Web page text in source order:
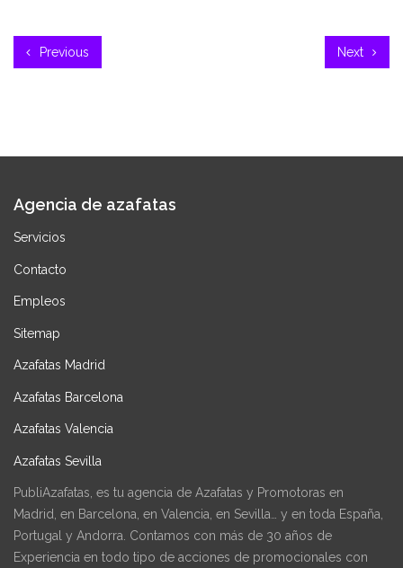
Previous Next
Agencia de azafatas
Servicios
Contacto
Empleos
Sitemap
Azafatas Madrid
Azafatas Barcelona
Azafatas Valencia
Azafatas Sevilla
PubliAzafatas, es tu agencia de Azafatas y Promotoras en
Madrid, en Barcelona, en Valencia, en Sevilla… y en toda España,
Portugal y Andorra. Contamos con más de 30 años de
Experiencia en todo tipo de acciones de promocionales con